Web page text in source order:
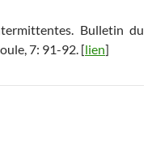
Bulletin du
7: 91-92. [lien]